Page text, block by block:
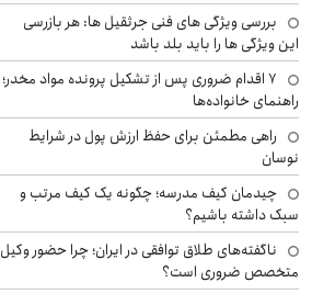
بررسی ویژگی های فنی جرثقیل ها: هر بازرسی
این ویژگی ها را باید بلد باشد
۷ اقدام ضروری پس از تشکیل پرونده مواد مخدر؛
راهنمای خانواده‌ها
راهی مطمئن برای حفظ ارزش پول در شرایط
نوسان
چیدمان کیف مدرسه؛ چگونه یک کیف مرتب و
سبک داشته باشیم؟
ناگفته‌های طلاق توافقی در ایران؛ چرا حضور وکیل
متخصص ضروری است؟